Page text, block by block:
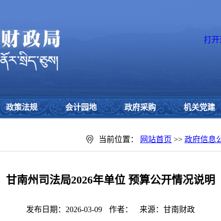
打
政策法规 会计园地 政府采购 机关党建
当前位置： 网站首页 >> 政府信息
甘南州司法局2026年单位 预算公开情况说明
发布日期：2026-03-09 作者： 来源：甘南财政